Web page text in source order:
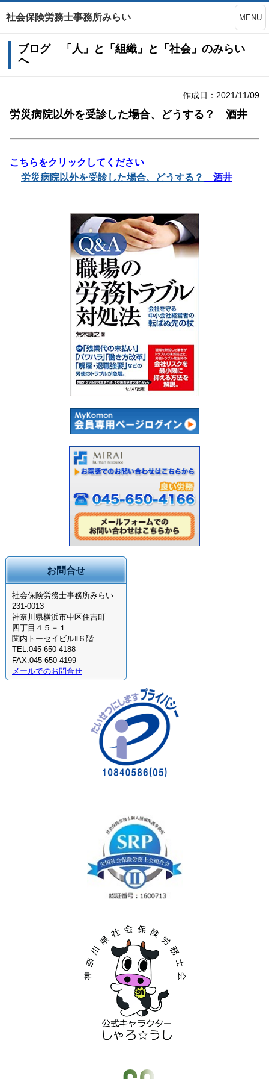
社会保険労務士事務所みらい MENU
ブログ 「人」と「組織」と「社会」のみらい
へ
作成日：2021/11/09
労災病院以外を受診した場合、どうする？ 酒井
こちらをクリックしてください
労災病院以外を受診した場合、どうする？
酒井
お問合せ
社会保険労務士事務所みらい
231-0013
神奈川県横浜市中区住吉町
四丁目４５－１
関内トーセイビルⅡ６階
TEL:045-650-4188
FAX:045-650-4199
メールでのお問合せ